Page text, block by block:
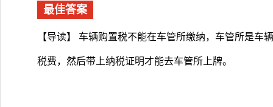
最佳答案
【导读】 车辆购置税不能在车管所缴纳，车管所是车
税费，然后带上纳税证明才能去车管所上牌。